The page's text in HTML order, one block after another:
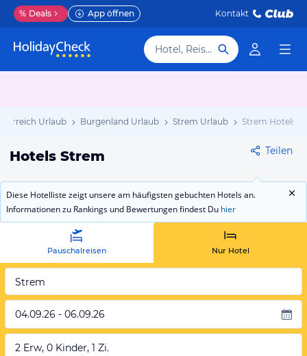
% Deals App öffnen Kontakt
Hotel, Reiseziel
Urlaub Burgenland Urlaub Strem Urlaub Strem Hotels
Hotels Strem Teilen
Diese Hotelliste zeigt unsere am häufigsten gebuchten Hotels an.
Informationen zu Rankings und Bewertungen findest Du hier
Pauschalreisen Nur Hotel
Strem
04.09.26 - 06.09.26
2 Erw, 0 Kinder, 1 Zi.